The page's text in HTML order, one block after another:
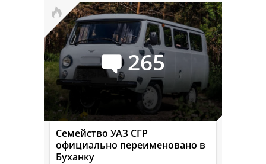
265
Семейство УАЗ СГР
официально переименовано в
Буханку